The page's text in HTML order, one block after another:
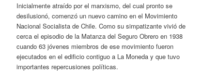
Inicialmente atraído por el marxismo, del cual pronto se
desilusionó, comenzó un nuevo camino en el Movimiento
Nacional Socialista de Chile. Como su simpatizante vivió de
cerca el episodio de la Matanza del Seguro Obrero en 1938
cuando 63 jóvenes miembros de ese movimiento fueron
ejecutados en el edificio contiguo a La Moneda y que tuvo
importantes repercusiones políticas.